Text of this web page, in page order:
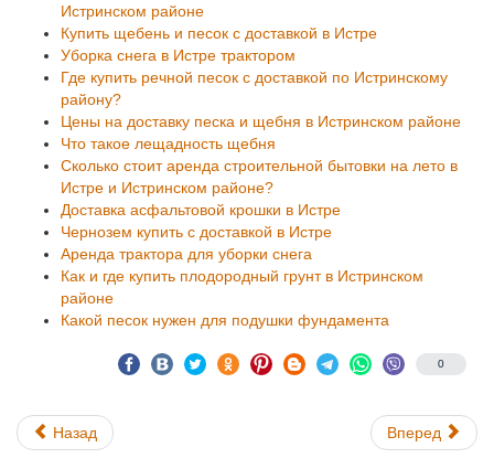
Истринском районе
Купить щебень и песок с доставкой в Истре
Уборка снега в Истре трактором
Где купить речной песок с доставкой по Истринскому
району?
Цены на доставку песка и щебня в Истринском районе
Что такое лещадность щебня
Сколько стоит аренда строительной бытовки на лето в
Истре и Истринском районе?
Доставка асфальтовой крошки в Истре
Чернозем купить с доставкой в Истре
Аренда трактора для уборки снега
Как и где купить плодородный грунт в Истринском
районе
Какой песок нужен для подушки фундамента
0
Назад Вперед